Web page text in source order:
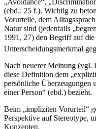
„Avoidance“,
(ebd.: 25 f.). Wichtig zu
Vorurteile, dem
Natur sind (jedenfalls
1991, 27) den Begriff auf
Unterscheidungsmerkmal
Nach neuerer Meinung (vgl.
diese Definition dem
persönliche Überzeugungen
einer Person“ (ebd.) bezieht.
Beim „impliziten Vorurteil“
Perspektive auf Stereotype,
Konzepten.